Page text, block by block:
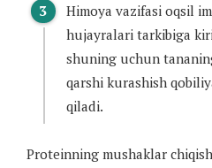
Himoya vazifasi oqsil
hujayralari tarkibiga
shuning uchun
qarshi kurashish
qiladi.
Proteinning mushaklar